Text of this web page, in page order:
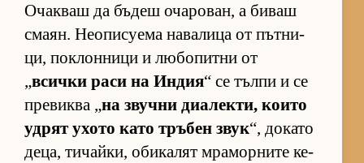
Очак­ваш да бъ­деш оча­ро­ван, а би­ваш
сма­ян. Не­о­пи­су­ема на­ва­лица от път­ни­
ци, пок­лон­ници и лю­бо­питни от
„всички раси на Ин­дия“ се тълпи и се
пре­виква „на звучни ди­а­лек­ти, ко­ито
уд­рят ухото като тръ­бен звук“, до­като
де­ца, ти­чай­ки, оби­ка­лят мра­мор­ните ке­